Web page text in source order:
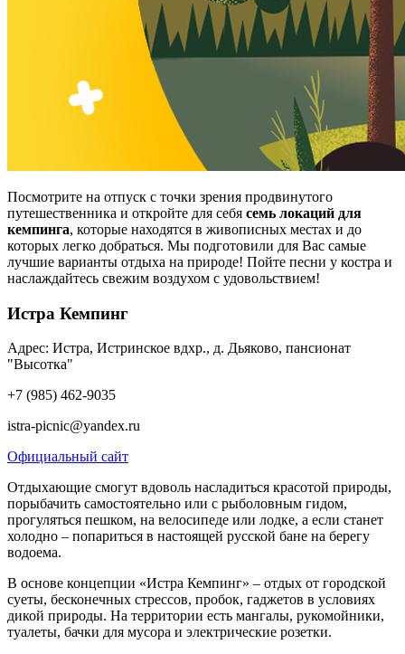
Посмотрите на отпуск с точки зрения продвинутого
путешественника и откройте для себя семь локаций для
кемпинга, которые находятся в живописных местах и до
которых легко добраться. Мы подготовили для Вас самые
лучшие варианты отдыха на природе! Пойте песни у костра и
наслаждайтесь свежим воздухом с удовольствием!
Истра Кемпинг
Адрес: Истра, Истринское вдхр., д. Дьяково, пансионат
"Высотка"
+7 (985) 462-9035
istra-picnic@yandex.ru
Официальный сайт
Отдыхающие смогут вдоволь насладиться красотой природы,
порыбачить самостоятельно или с рыболовным гидом,
прогуляться пешком, на велосипеде или лодке, а если станет
холодно – попариться в настоящей русской бане на берегу
водоема.
В основе концепции «Истра Кемпинг» – отдых от городской
суеты, бесконечных стрессов, пробок, гаджетов в условиях
дикой природы. На территории есть мангалы, рукомойники,
туалеты, бачки для мусора и электрические розетки.